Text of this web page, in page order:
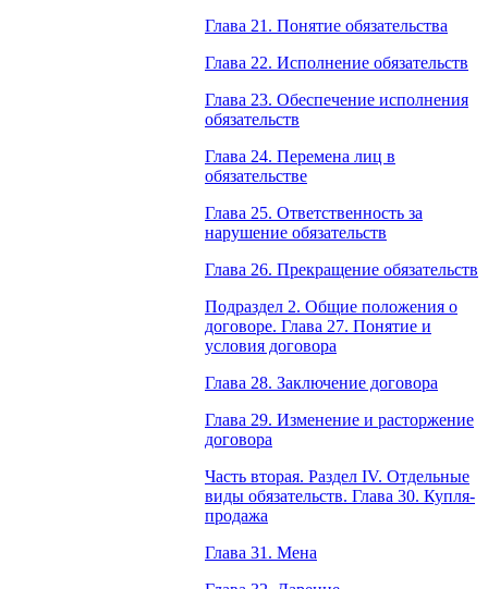
Глава 21. Понятие обязательства
Глава 22. Исполнение обязательств
Глава 23. Обеспечение исполнения
обязательств
Глава 24. Перемена лиц в
обязательстве
Глава 25. Ответственность за
нарушение обязательств
Глава 26. Прекращение обязательств
Подраздел 2. Общие положения о
договоре. Глава 27. Понятие и
условия договора
Глава 28. Заключение договора
Глава 29. Изменение и расторжение
договора
Часть вторая. Раздел IV. Отдельные
виды обязательств. Глава 30. Купля-
продажа
Глава 31. Мена